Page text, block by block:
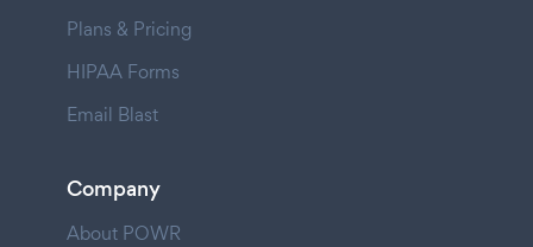
Plans & Pricing
HIPAA Forms
Email Blast
Company
About POWR